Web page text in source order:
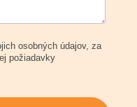
osobných údajov, za
požiadavky